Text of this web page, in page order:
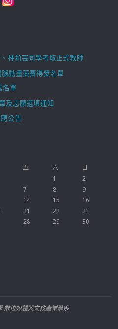
林莉芸同學考取正式教師
腦動畫競賽得獎名單
名單
及志願選填通知
公告
五 六
日
1
2
7 8
9
14 15
16
21 22
23
28 29
30
數位媒體與文教產業學系